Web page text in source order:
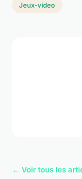
Jeux-video
← Voir tous les